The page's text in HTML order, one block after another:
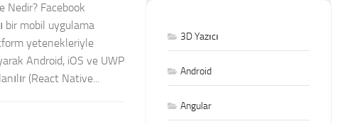
Nedir? Facebook
bir mobil uygulama
yetenekleriyle
Android, iOS ve UWP
(React Native...
3D Yazıcı
Android
Angular